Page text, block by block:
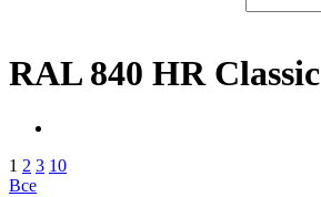
RAL 840 HR Classic
1 2 3 10
Все